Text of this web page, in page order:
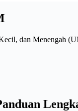
dan Menengah